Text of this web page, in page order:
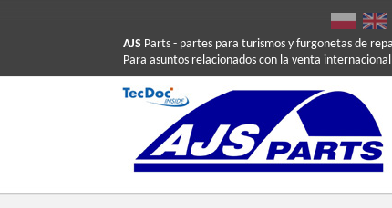
AJS Parts - partes para turismos y furgonetas de
Para asuntos relacionados con la venta